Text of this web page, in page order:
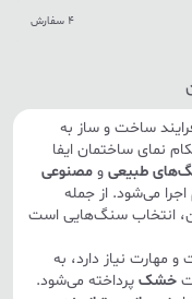
4 سفارش
ساخت و ساز به
نمای ساختمان ایفا
طبیعی و مصنوعی
می‌شود. از جمله
انتخاب سنگ‌هایی است
مهارت نیاز دارد، به
خشک پرداخته می‌شود.